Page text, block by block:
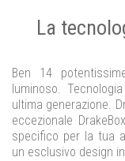
La
Ben 14
luminoso.
ultima generazione.
eccezionale
specifico per la tua
un esclusivo design